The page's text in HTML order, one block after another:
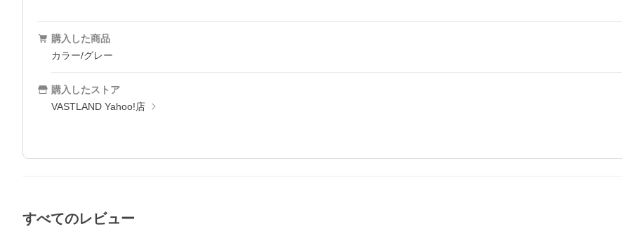
購入した商品
カラー/グレー
購入したストア
VASTLAND Yahoo!店
すべてのレビュー